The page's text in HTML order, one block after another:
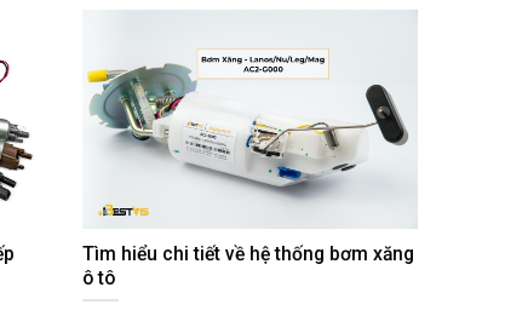
Tìm hiểu chi tiết về hệ thống bơm xăng
ô tô